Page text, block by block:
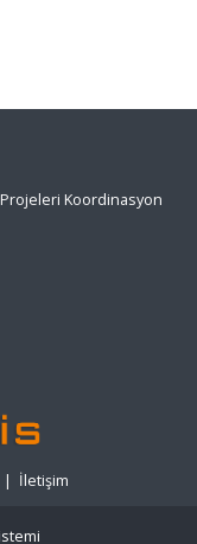
Koordinasyon
| İletişim